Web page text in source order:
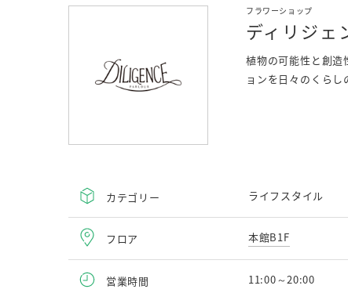
フラワーショップ
ディリジェ
植物の可能性と創造
ョンを日々のくらし
カテゴリー ライフスタイル
フロア 本館B1F
営業時間 11:00～20:00